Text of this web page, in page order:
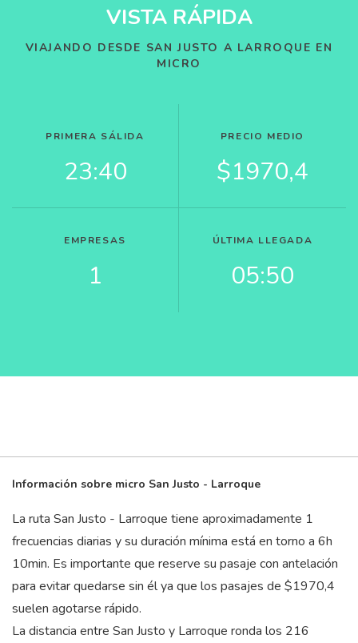
VISTA RÁPIDA
VIAJANDO DESDE SAN JUSTO A LARROQUE EN
MICRO
PRIMERA SÁLIDA
23:40
PRECIO MEDIO
$1970,4
EMPRESAS
1
ÚLTIMA LLEGADA
05:50
Información sobre micro San Justo - Larroque
La ruta San Justo - Larroque tiene aproximadamente 1
frecuencias diarias y su duración mínima está en torno a 6h
10min. Es importante que reserve su pasaje con antelación
para evitar quedarse sin él ya que los pasajes de $1970,4
suelen agotarse rápido.
La distancia entre San Justo y Larroque ronda los 216